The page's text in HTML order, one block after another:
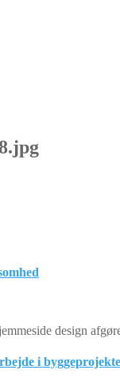
design
i